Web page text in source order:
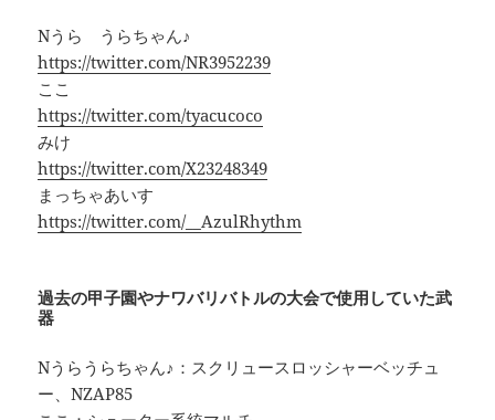
Nうら うらちゃん♪
https://twitter.com/NR3952239
ここ
https://twitter.com/tyacucoco
みけ
https://twitter.com/X23248349
まっちゃあいす
https://twitter.com/__AzulRhythm
過去の甲子園やナワバリバトルの大会で使用していた武
器
Nうらうらちゃん♪：スクリュースロッシャーベッチュ
ー、NZAP85